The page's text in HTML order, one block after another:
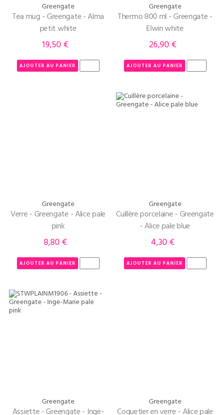
Greengate
Tea mug - Greengate - Alma
petit white
Prix
19,50 €
AJOUTER AU PANIER
Greengate
Thermo 800 ml - Greengate -
Elwin white
Prix
26,90 €
AJOUTER AU PANIER
Greengate
Verre - Greengate - Alice pale
pink
Prix
8,80 €
AJOUTER AU PANIER
Greengate
Cuillère porcelaine - Greengate
- Alice pale blue
Prix
4,30 €
AJOUTER AU PANIER
Greengate
Assiette - Greengate - Inge-
Greengate
Coquetier en verre - Alice pale